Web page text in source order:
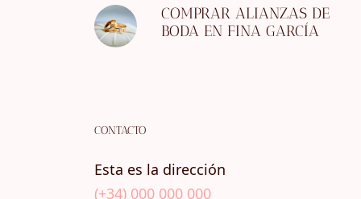
COMPRAR ALIANZAS DE
BODA EN FINA GARCÍA
CONTACTO
Esta es la dirección
(+34) 000 000 000